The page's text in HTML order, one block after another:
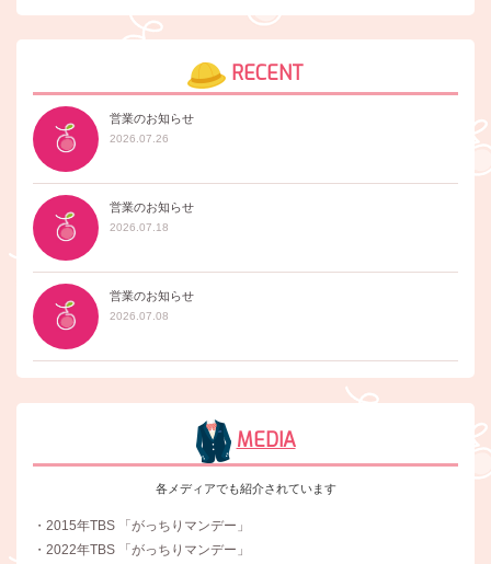
RECENT
営業のお知らせ
2026.07.26
営業のお知らせ
2026.07.18
営業のお知らせ
2026.07.08
MEDIA
各メディアでも紹介されています
・2015年TBS 「がっちりマンデー」
・2022年TBS 「がっちりマンデー」